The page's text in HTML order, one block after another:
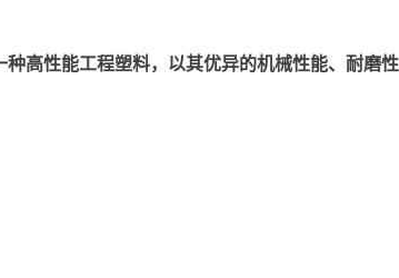
种高性能工程塑料，以其优异的机械性能、耐磨